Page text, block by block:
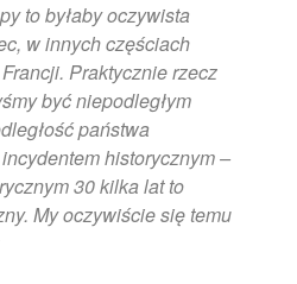
to byłaby oczywista
w innych częściach
Praktycznie rzecz
być niepodległym
państwa
historycznym –
30 kilka lat to
My oczywiście się temu